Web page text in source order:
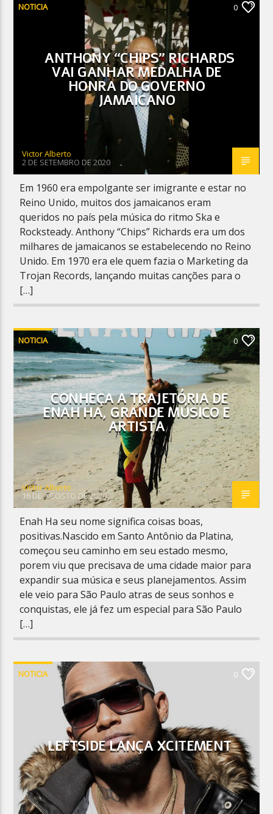
NOTICIA 0
ANTHONY “CHIPS” RICHARDS
VAI GANHAR MEDALHA DE
HONRA DO GOVERNO
JAMAICANO
Victor Alberto
2 DE SETEMBRO DE 2020
Em 1960 era empolgante ser imigrante e estar no
Reino Unido, muitos dos jamaicanos eram
queridos no país pela música do ritmo Ska e
Rocksteady. Anthony “Chips” Richards era um dos
milhares de jamaicanos se estabelecendo no Reino
Unido. Em 1970 era ele quem fazia o Marketing da
Trojan Records, lançando muitas canções para o
[…]
NOTICIA 0
CONHEÇA A TRAJETÓRIA DE
ENAH HA, GRANDE MÚSICO E
ARTISTA
Victor Alberto
16 DE AGOSTO DE 2020
Enah Ha seu nome significa coisas boas,
positivas.Nascido em Santo Antônio da Platina,
começou seu caminho em seu estado mesmo,
porem viu que precisava de uma cidade maior para
expandir sua música e seus planejamentos. Assim
ele veio para São Paulo atras de seus sonhos e
conquistas, ele já fez um especial para São Paulo
[…]
NOTICIA 0
LEFTSIDE LANÇA XCITEMENT